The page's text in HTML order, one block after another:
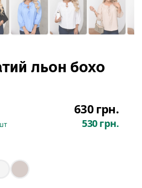
льон бохо
630 грн.
530 грн.